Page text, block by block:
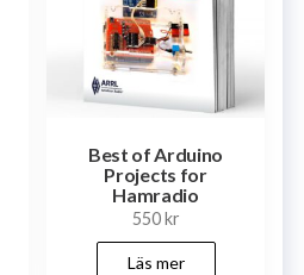
Best of Arduino
Projects for
Hamradio
550kr
Läs mer